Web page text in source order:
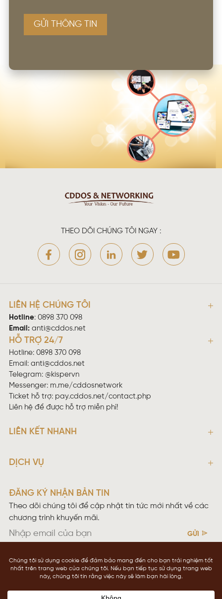
GỬI THÔNG TIN
THEO DÕI CHÚNG TÔI NGAY :
LIÊN HỆ CHÚNG TÔI
Hotline: 0898 370 098
Email: anti@cddos.net
HỖ TRỢ 24/7
Hotline: 0898 370 098
Email: anti@cddos.net
Telegram: @kispervn
Messenger: m.me/cddosnetwork
Ticket hỗ trợ: pay.cddos.net/contact.php
Liên hệ để được hỗ trợ miễn phí!
LIÊN KẾT NHANH
DỊCH VỤ
ĐĂNG KÝ NHẬN BẢN TIN
Theo dõi chúng tôi để cập nhật tin tức mới nhất về các
chương trình khuyến mãi.
GỬI
Điều khoản sử dụng
Chính sách bảo mật